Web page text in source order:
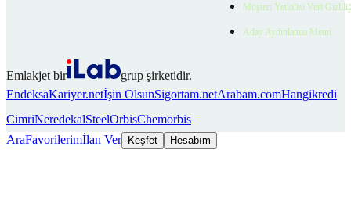
Müşteri Yetkilisi Veri
Aday Aydınlatma Metni
Emlakjet bir
grup şirketidir.
EndeksaKariyer.netİşin OlsunSigortam.netArabam.comHangikredi
CimriNeredekalSteelOrbisChemorbis
AraFavorilerimİlan Ver Keşfet Hesabım